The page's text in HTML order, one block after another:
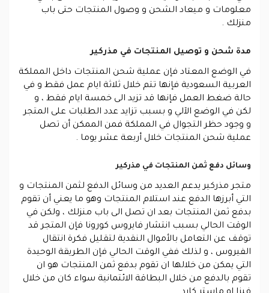
معلومات و ميعاد الشحن و وصول المنتجات حتى باب
منزلك .
مدة شحن و توصيل المنتجات في مذركير
في الوضع المعتاد فإن عملية شحن المنتجات داخل المملكة
العربية السعودية فإنها تتم خلال ثلاثة ايام عمل فقط و في
حالة ضغط العمل فإنها قد تزيد الى خمسة ايام فقط ، و
لكن في الوضع الآلي و بسبب تزايد عدد الطلبات على المتجر
و وجود حظر التجوال في المملكة فمن الممكن أن تصل
عملية شحن المنتجات خلال أربعة عشر يوما .
وسائل دفع ثمن المنتجات في مذركير
متجر مذركير يدعم العديد من وسائل الدفع لثمن المنتجات و
التي أبرزها الدفع عند استلام المنتجات وهو ما يعني أن تقوم
بدفع ثمن المنتجات بعد ان تصل الى باب منزلك ، ولكن في
الوقت الحالي بسبب انتشار فايروس كورونا فإن المتجر قد
توقف عن التعامل بالأموال النقدية لتقليل فكرة انتقال
الفيروس ، و لذلك ففي الوقت الحالي فإن الطريقة الوحيدة
التي يمكن من خلالها ان تقوم بدفع ثمن المنتجات هو ان
تقوم بالدفع من خلال البطاقة الائتمانية سواء كان من خلال